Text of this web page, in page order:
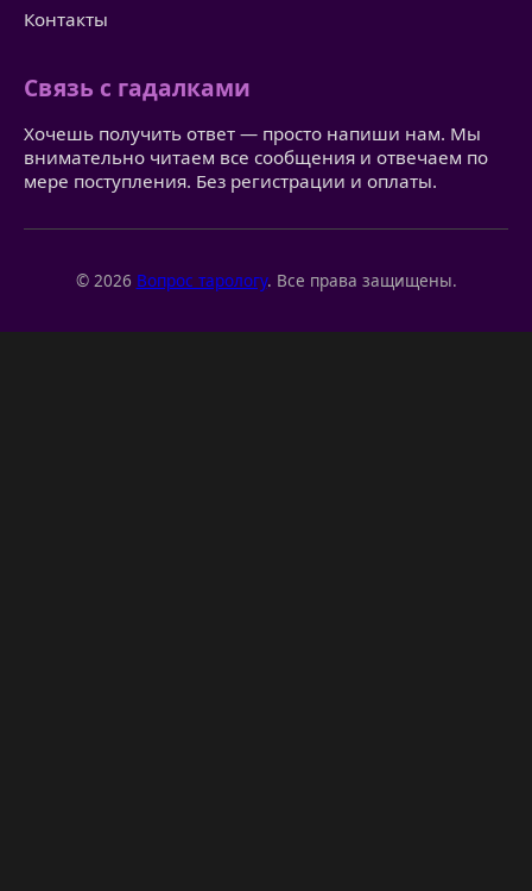
Контакты
Связь с гадалками
Хочешь получить ответ — просто напиши нам. Мы
внимательно читаем все сообщения и отвечаем по
мере поступления. Без регистрации и оплаты.
© 2026 Вопрос тарологу. Все права защищены.